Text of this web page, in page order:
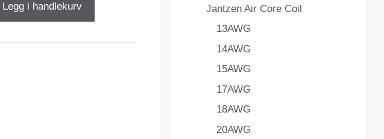
Legg i handlekurv
Jantzen Air Core Coil
13AWG
14AWG
15AWG
17AWG
18AWG
20AWG